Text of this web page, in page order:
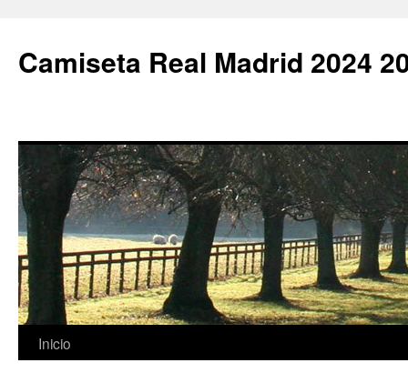
Camiseta Real Madrid 2024
Saltar
Inicio